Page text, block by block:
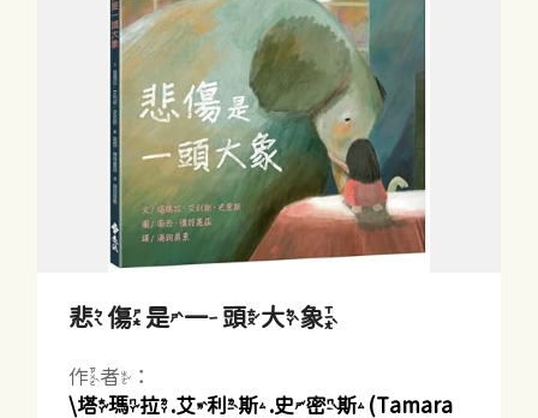
悲傷是一頭大象
作者：
\塔瑪拉.艾利斯.史密斯(Tamara